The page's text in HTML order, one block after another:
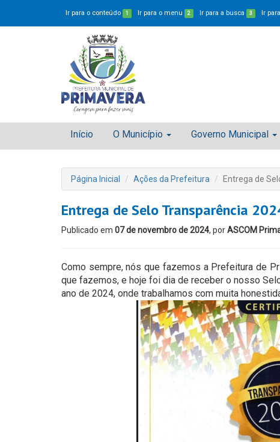
Ir para o conteúdo 1 Ir para o menu 2 Ir para a busca 3 Ir
Início O Município Governo Municipal
Página Inicial Ações da Prefeitura Entrega de
Entrega de Selo Transparência
Publicado em 07 de novembro de 2024, porASCOM
Como sempre, nós que fazemos a Prefeitura de
que fazemos, e hoje foi dia de receber o nosso
ano de 2024, onde trabalhamos com muita